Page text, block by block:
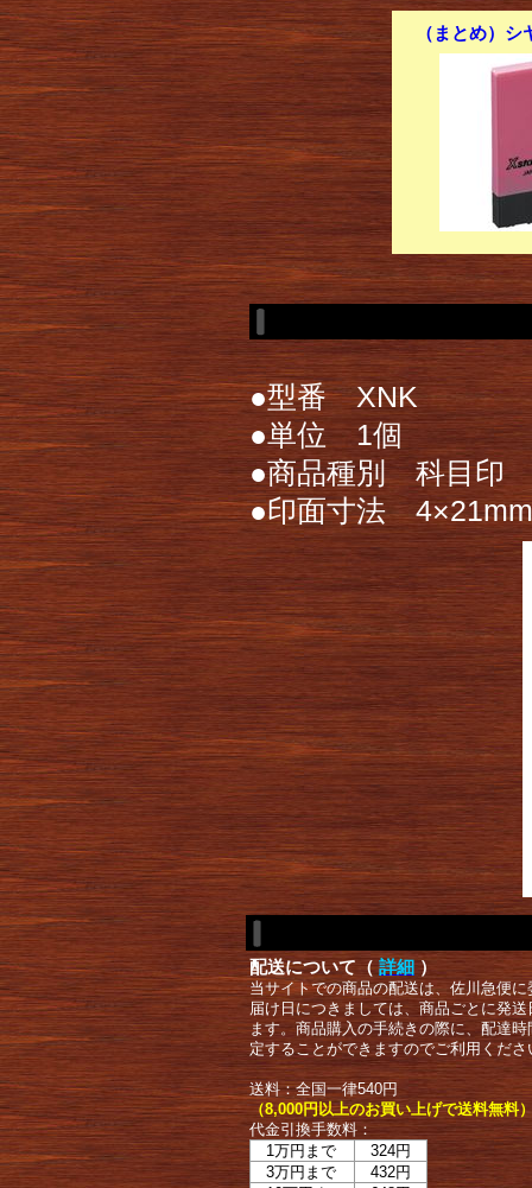
（まとめ）
●型番 XNK
●単位 1個
●商品種別 科目印
●印面寸法 4×21mm
配送について（ 詳細 ）
当サイトでの商品の配送は、佐川急便
届け日につきましては、商品ごとに発
ます。商品購入の手続きの際に、配達
定することができますのでご利用くださ
送料：全国一律540円
（8,000円以上のお買い上げで送料無料
代金引換手数料：
1万円まで
324円
3万円まで
432円